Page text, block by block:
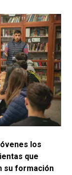
los
que
su formación